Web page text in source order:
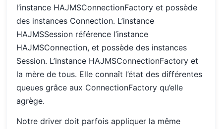
l’instance HAJMSConnectionFactory et possède
des instances Connection. L’instance
HAJMSSession référence l’instance
HAJMSConnection, et possède des instances
Session. L’instance HAJMSConnectionFactory et
la mère de tous. Elle connaît l’état des différentes
queues grâce aux ConnectionFactory qu’elle
agrège.
Notre driver doit parfois appliquer la même